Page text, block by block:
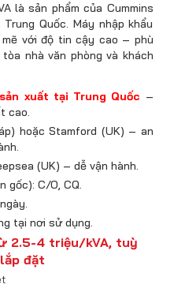
là sản phẩm của Cummins
Quốc. Máy nhập khẩu
mẽ với độ tin cậy cao – phù
nhà văn phòng và khách
xuất tại Trung Quốc –
cao.
hoặc Stamford (UK) – an
(UK) – dễ vận hành.
gốc): C/O, CQ.
tại nơi sử dụng.
2.5-4 triệu/kVA, tuỳ
đặt